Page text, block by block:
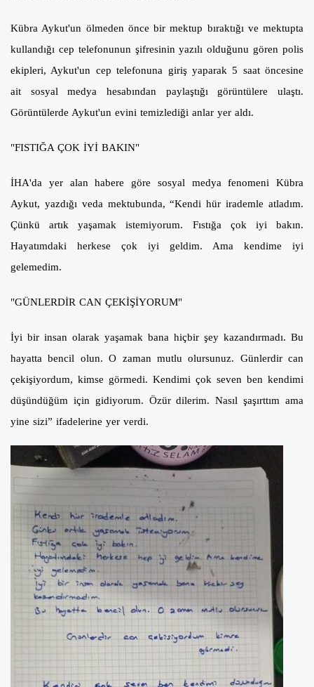
Kübra Aykut'un ölmeden önce bir mektup bıraktığı ve mektupta
kullandığı cep telefonunun şifresinin yazılı olduğunu gören polis
ekipleri, Aykut'un cep telefonuna giriş yaparak 5 saat öncesine
ait sosyal medya hesabından paylaştığı görüntülere ulaştı.
Görüntülerde Aykut'un evini temizlediği anlar yer aldı.
"FISTIĞA ÇOK İYİ BAKIN"
İHA'da yer alan habere göre sosyal medya fenomeni Kübra
Aykut, yazdığı veda mektubunda, “Kendi hür irademle atladım.
Çünkü artık yaşamak istemiyorum. Fıstığa çok iyi bakın.
Hayatımdaki herkese çok iyi geldim. Ama kendime iyi
gelemedim.
"GÜNLERDİR CAN ÇEKİŞİYORUM"
İyi bir insan olarak yaşamak bana hiçbir şey kazandırmadı. Bu
hayatta bencil olun. O zaman mutlu olursunuz. Günlerdir can
çekişiyordum, kimse görmedi. Kendimi çok seven ben kendimi
düşündüğüm için gidiyorum. Özür dilerim. Nasıl şaşırttım ama
yine sizi” ifadelerine yer verdi.